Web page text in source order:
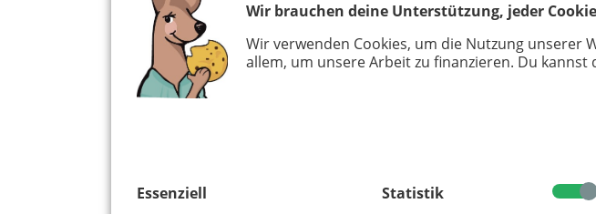
Wir brauchen deine Unterstützung, jeder
Wir verwenden Cookies, um die Nutzung unserer
allem, um unsere Arbeit zu finanzieren. Du kannst
Essenziell
Statistik